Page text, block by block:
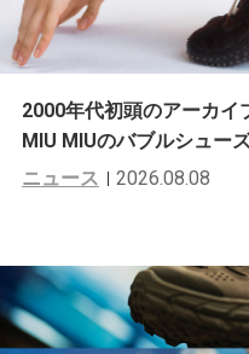
2000年代初頭のアーカイ
MIU MIUのバブルシュー
ニュース
2026.08.08